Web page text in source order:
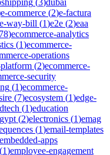
e-commerce (2)e-factura
e-way-bill (1)e2e (2)eaa
)ecommerce-analytics
(1)ecommerce-
operations
(2)ecommerce-
security
(1)ecommerce-
(7)ecosystem (1)edge-
(1)education
(2)electronics (1)emag
(1)email-templates
embedded-apps
(1)employee-engagement